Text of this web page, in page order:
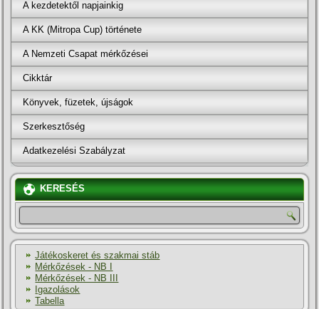
A kezdetektől napjainkig
A KK (Mitropa Cup) története
A Nemzeti Csapat mérkőzései
Cikktár
Könyvek, füzetek, újságok
Szerkesztőség
Adatkezelési Szabályzat
KERESÉS
Játékoskeret és szakmai stáb
Mérkőzések - NB I
Mérkőzések - NB III
Igazolások
Tabella